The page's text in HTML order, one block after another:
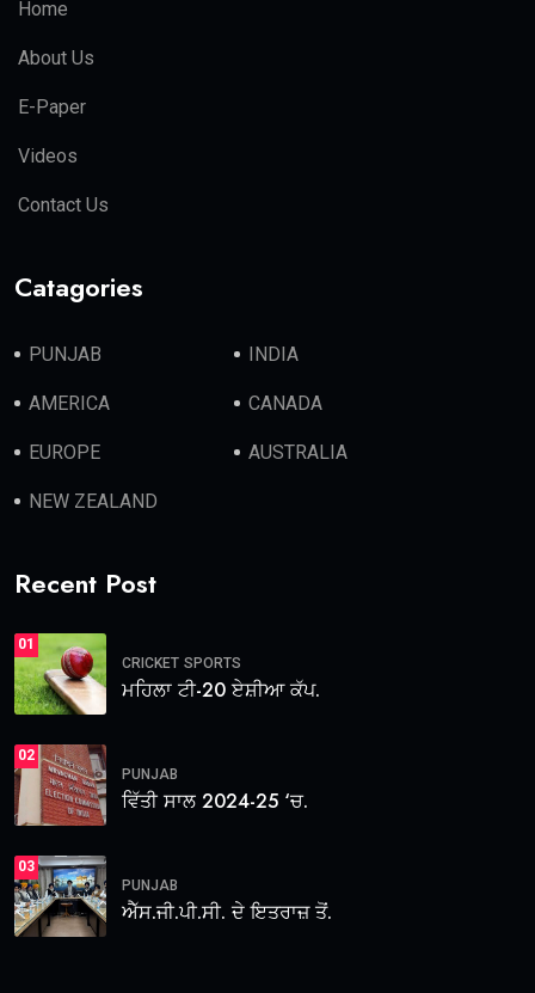
Home
About Us
E-Paper
Videos
Contact Us
Catagories
PUNJAB INDIA
AMERICA CANADA
EUROPE AUSTRALIA
NEW ZEALAND
Recent Post
01
CRICKET SPORTS
ਮਹਿਲਾ ਟੀ-20 ਏਸ਼ੀਆ ਕੱਪ.
02
PUNJAB
ਵਿੱਤੀ ਸਾਲ 2024-25 ‘ਚ.
03
PUNJAB
ਐੱਸ.ਜੀ.ਪੀ.ਸੀ. ਦੇ ਇਤਰਾਜ਼ ਤੋਂ.